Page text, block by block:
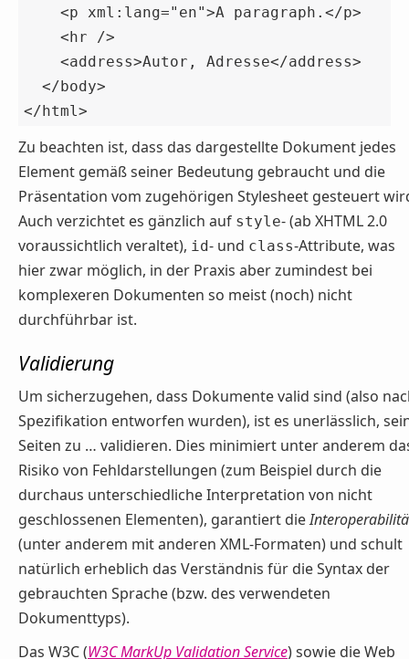
</html>
Zu beachten ist, dass das dargestellte Dokument jedes
Element gemäß seiner Bedeutung gebraucht und die
Präsentation vom zugehörigen Stylesheet gesteuert
Auch verzichtet es gänzlich auf style- (ab XHTML 2.0
voraussichtlich veraltet), id- und class-Attribute, was
hier zwar möglich, in der Praxis aber zumindest bei
komplexeren Dokumenten so meist (noch) nicht
durchführbar ist.
Validierung
Um sicherzugehen, dass Dokumente valid sind (also
Spezifikation entworfen wurden), ist es unerlässlich,
Seiten zu … validieren. Dies minimiert unter anderem
Risiko von Fehldarstellungen (zum Beispiel durch die
durchaus unterschiedliche Interpretation von nicht
geschlossenen Elementen), garantiert die
(unter anderem mit anderen XML-Formaten) und schult
natürlich erheblich das Verständnis für die Syntax der
gebrauchten Sprache (bzw. des verwendeten
Dokumenttyps).
Das W3C (W3C MarkUp Validation Service) sowie die Web